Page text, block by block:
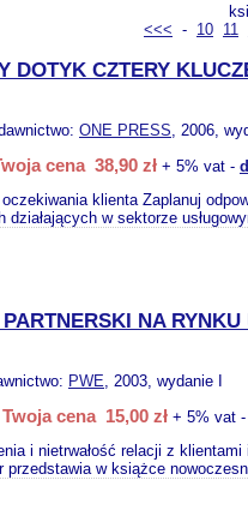
<<< - 10 11
DOTYK CZTERY
ONE PRESS, 2006,
cena 38,90 zł + 5% vat -
oczekiwania klienta Zaplanuj
działających w sektorze
NA RYNKU
PWE, 2003, wydanie I
Twoja cena 15,00 zł + 5% vat -
i nietrwałość relacji z
przedstawia w książce